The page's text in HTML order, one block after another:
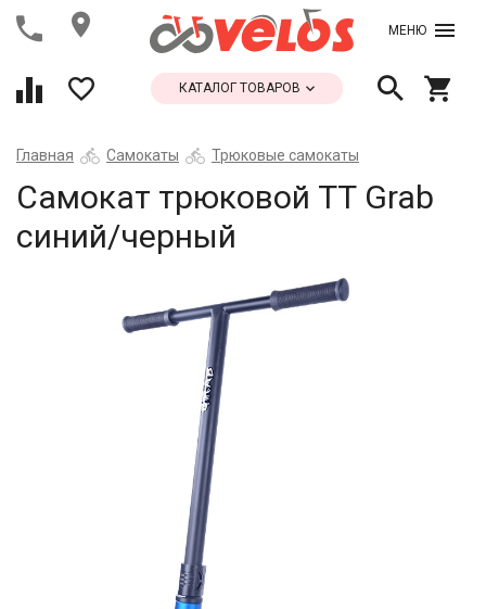
МЕНЮ
КАТАЛОГ ТОВАРОВ
Главная Самокаты Трюковые самокаты
Самокат трюковой ТТ Grab
синий/черный